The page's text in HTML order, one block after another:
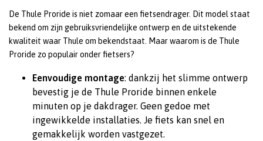
De Thule Proride is niet zomaar een fietsendrager. Dit model staat
bekend om zijn gebruiksvriendelijke ontwerp en de uitstekende
kwaliteit waar Thule om bekendstaat. Maar waarom is de Thule
Proride zo populair onder fietsers?
Eenvoudige montage: dankzij het slimme ontwerp
bevestig je de Thule Proride binnen enkele
minuten op je dakdrager. Geen gedoe met
ingewikkelde installaties. Je fiets kan snel en
gemakkelijk worden vastgezet.